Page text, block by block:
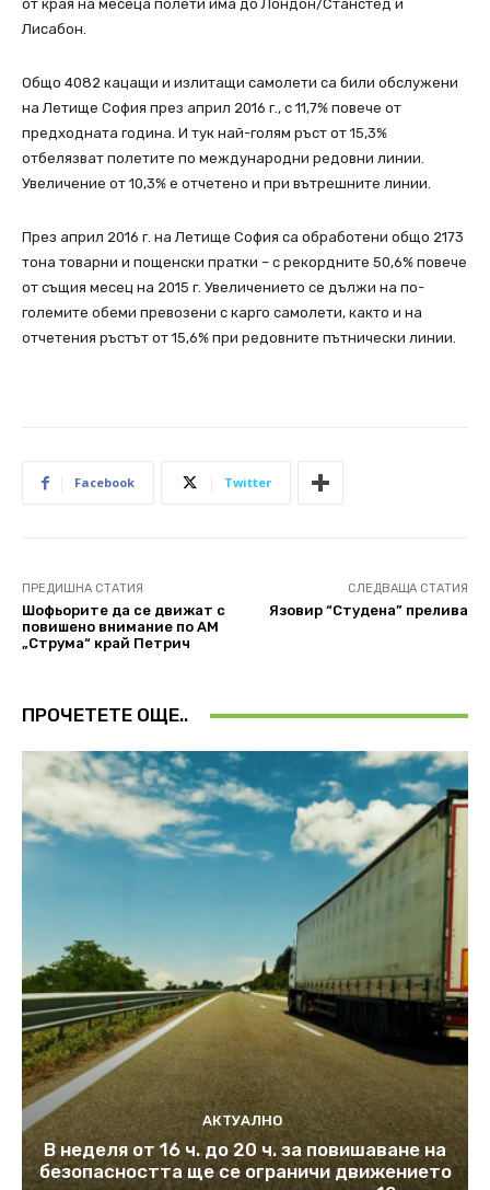
от края на месеца полети има до Лондон/Станстед и
Лисабон.
Общо 4082 кацащи и излитащи самолети са били обслужени
на Летище София през април 2016 г., с 11,7% повече от
предходната година. И тук най-голям ръст от 15,3%
отбелязват полетите по международни редовни линии.
Увеличение от 10,3% е отчетено и при вътрешните линии.
През април 2016 г. на Летище София са обработени общо 2173
тона товарни и пощенски пратки – с рекордните 50,6% повече
от същия месец на 2015 г. Увеличението се дължи на по-
големите обеми превозени с карго самолети, както и на
отчетения ръстът от 15,6% при редовните пътнически линии.
Facebook Twitter
ПРЕДИШНА СТАТИЯ
Шофьорите да се движат с
повишено внимание по АМ
„Струма“ край Петрич
СЛЕДВАЩА СТАТИЯ
Язовир “Студена” прелива
ПРОЧЕТЕТЕ ОЩЕ..
АКТУАЛНО
В неделя от 16 ч. до 20 ч. за повишаване на
безопасността ще се ограничи движението